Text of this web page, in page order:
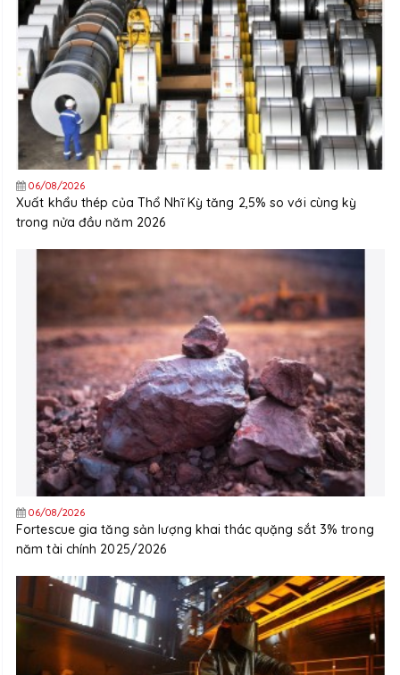
06/08/2026
Xuất khẩu thép của Thổ Nhĩ Kỳ tăng 2,5% so với cùng kỳ
trong nửa đầu năm 2026
06/08/2026
Fortescue gia tăng sản lượng khai thác quặng sắt 3% trong
năm tài chính 2025/2026